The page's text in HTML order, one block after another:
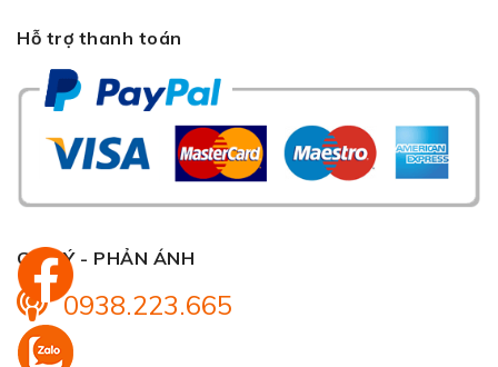
Hỗ trợ thanh toán
GÓP Ý - PHẢN ÁNH
0938.223.665